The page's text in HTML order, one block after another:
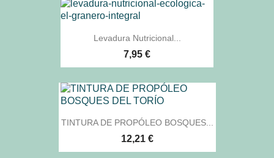
Levadura Nutricional...
7,95 €
TINTURA DE PROPÓLEO BOSQUES...
12,21 €